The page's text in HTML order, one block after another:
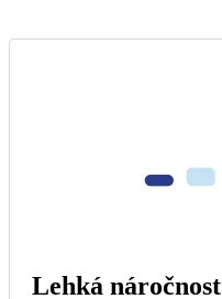
Lehká náročnost